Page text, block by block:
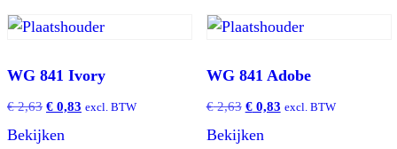
WG 841 Ivory
€2,63 Oorspronkelijke
€ 0,83 Huidige
excl. BTW
Bekijken
WG 841 Adobe
€2,63 Oorspronkelijke
€0,83Huidige
excl. BTW
Bekijken